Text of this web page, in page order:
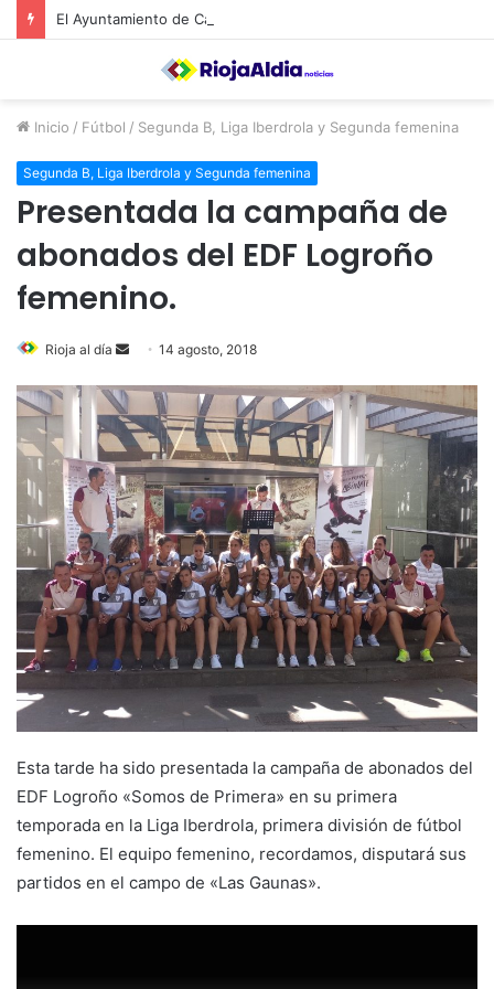
Inicio / Fútbol / Segunda B, Liga Iberdrola y Segunda femenina
Segunda B, Liga Iberdrola y Segunda femenina
Presentada la campaña de
abonados del EDF Logroño
femenino.
Rioja al día
d
n
e
m
a
i
l
14 agosto, 2018
Esta tarde ha sido presentada la campaña de abonados del
EDF Logroño «Somos de Primera» en su primera
temporada en la Liga Iberdrola, primera división de fútbol
femenino. El equipo femenino, recordamos, disputará sus
partidos en el campo de «Las Gaunas».